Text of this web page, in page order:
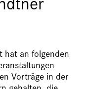
hat an folgenden
Vorträge in der